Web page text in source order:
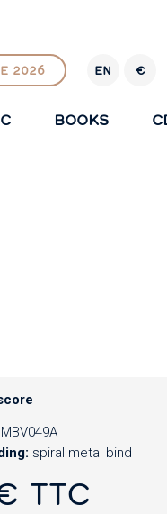
2026 EN
R
€
BOOKS
spiral metal bind
TTC